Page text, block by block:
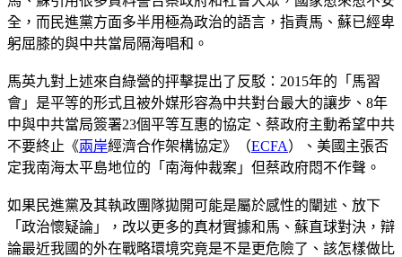
全，而民進黨方面多半用極為政治的語言，指責馬、蘇已經卑
躬屈膝的與中共當局隔海唱和。
馬英九對上述來自綠營的抨擊提出了反駁：2015年的「馬習
會」是平等的形式且被外媒形容為中共對台最大的讓步、8年
中與中共當局簽署23個平等互惠的協定、蔡政府主動希望中共
不要終止《兩岸經濟合作架構協定》（ECFA）、美國主張否
定我南海太平島地位的「南海仲裁案」但蔡政府悶不作聲。
如果民進黨及其執政團隊拋開可能是屬於感性的闡述、放下
「政治懷疑論」，改以更多的真材實據和馬、蘇直球對決，辯
論最近我國的外在戰略環境究竟是不是更危險了、該怎樣做比